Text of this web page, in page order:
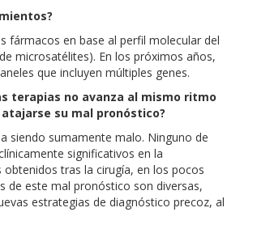
fármacos en base al perfil molecular del
microsatélites). En los próximos años,
que incluyen múltiples genes.
terapias no avanza al mismo ritmo
su mal pronóstico?
siendo sumamente malo. Ninguno de
significativos en la
tras la cirugía, en los pocos
de este mal pronóstico son diversas,
estrategias de diagnóstico precoz, al